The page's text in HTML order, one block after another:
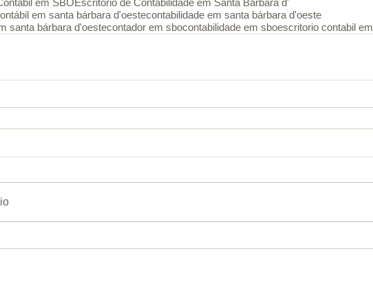
em SBOEscritório de Contabilidade em Santa Bárbara d'
em santa bárbara d'oestecontabilidade em santa bárbara d'oeste
santa bárbara d'oestecontador em sbocontabilidade em sboescritorio contabil